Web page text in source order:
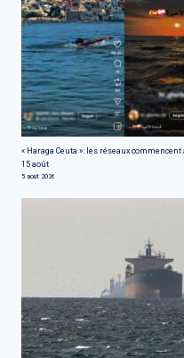
« Haraga Ceuta »: les réseaux
15 août
5 août 2026